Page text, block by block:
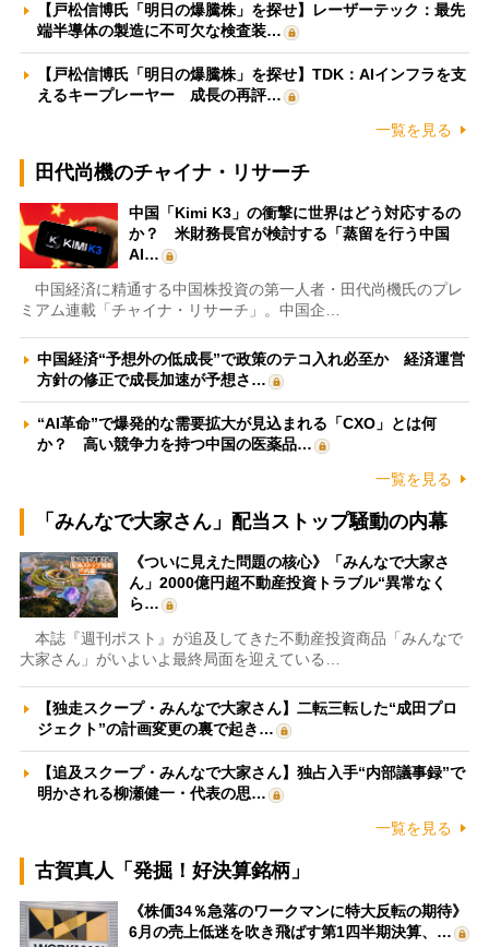
【戸松信博氏「明日の爆騰株」を探せ】レーザーテック：最先
端半導体の製造に不可欠な検査装…
【戸松信博氏「明日の爆騰株」を探せ】TDK：AIインフラを支
えるキープレーヤー 成長の再評…
一覧を見る
田代尚機のチャイナ・リサーチ
中国「Kimi K3」の衝撃に世界はどう対応するの
か？ 米財務長官が検討する「蒸留を行う中国
AI…
中国経済に精通する中国株投資の第一人者・田代尚機氏のプレ
ミアム連載「チャイナ・リサーチ」。中国企…
中国経済“予想外の低成長”で政策のテコ入れ必至か 経済運営
方針の修正で成長加速が予想さ…
“AI革命”で爆発的な需要拡大が見込まれる「CXO」とは何
か？ 高い競争力を持つ中国の医薬品…
一覧を見る
「みんなで大家さん」配当ストップ騒動の内幕
《ついに見えた問題の核心》「みんなで大家さ
ん」2000億円超不動産投資トラブル“異常なく
ら…
本誌『週刊ポスト』が追及してきた不動産投資商品「みんなで
大家さん」がいよいよ最終局面を迎えている…
【独走スクープ・みんなで大家さん】二転三転した“成田プロ
ジェクト”の計画変更の裏で起き…
【追及スクープ・みんなで大家さん】独占入手“内部議事録”で
明かされる柳瀬健一・代表の思…
一覧を見る
古賀真人「発掘！好決算銘柄」
《株価34％急落のワークマンに特大反転の期待》
6月の売上低迷を吹き飛ばす第1四半期決算、…